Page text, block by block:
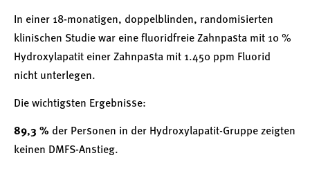
In einer 18-monatigen, doppelblinden, randomisierten
klinischen Studie war eine fluoridfreie Zahnpasta mit 10 %
Hydroxylapatit einer Zahnpasta mit 1.450 ppm Fluorid
nicht unterlegen.
Die wichtigsten Ergebnisse:
89,3 % der Personen in der Hydroxylapatit-Gruppe zeigten
keinen DMFS-Anstieg.